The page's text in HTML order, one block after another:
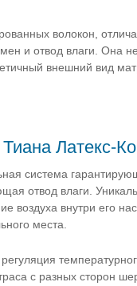
волокон,
и отвод влаги. Она
внешний вид
Латекс-
система
отвод влаги.
воздуха внутри его
места.
с разных сторон